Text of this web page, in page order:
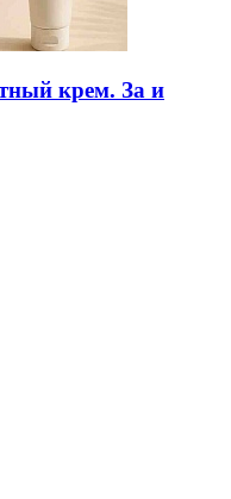
крем. За и